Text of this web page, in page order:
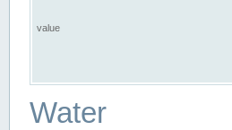
value
Water